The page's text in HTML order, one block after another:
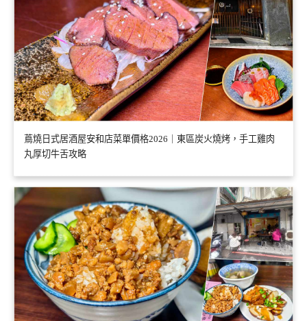
蔦燒日式居酒屋安和店菜單價格2026｜東區炭火燒烤，手工雞肉
丸厚切牛舌攻略